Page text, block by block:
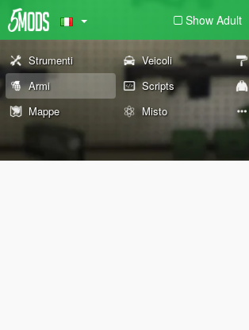
Show Adult
Strumenti Veicoli
Armi
Scripts
Mappe
Misto